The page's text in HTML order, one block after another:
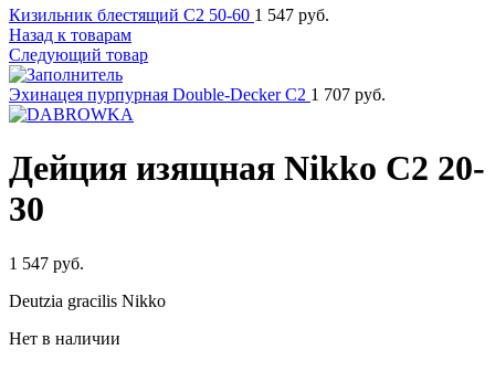
Кизильник блестящий C2 50-60 1 547 руб.
Назад к товарам
Следующий товар
Эхинацея пурпурная Double-Decker C2 1 707 руб.
Дейция изящная Nikko C2 20-
30
1 547 руб.
Deutzia gracilis Nikko
Нет в наличии